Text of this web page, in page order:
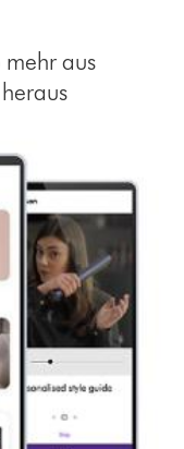
aus